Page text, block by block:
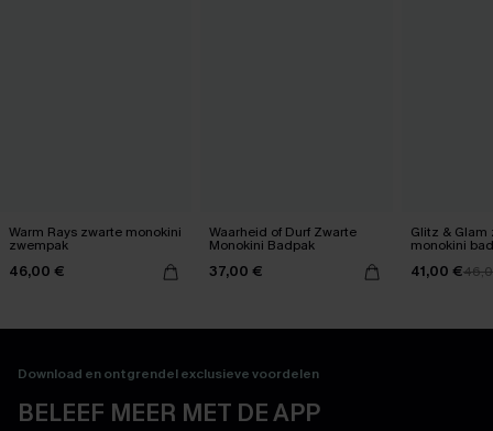
Warm Rays zwarte monokini
zwempak
46,00 €
Waarheid of Durf Zwarte
Monokini Badpak
37,00 €
Glitz & Glam
monokini
41,00 €
Download en ontgrendel exclusieve voordelen
BELEEF MEER MET DE APP